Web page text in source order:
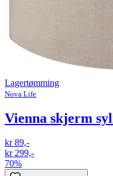
Lagertømming
Nova Life
Vienna skjerm
kr 89,-
kr 299,-
70%